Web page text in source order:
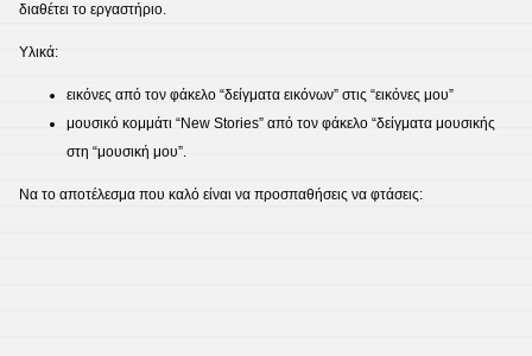
διαθέτει το εργαστήριο.
Υλικά:
εικόνες από τον φάκελο “δείγματα εικόνων” στις “εικόνες μου”
μουσικό κομμάτι “New Stories” από τον φάκελο “δείγματα μουσικής
στη “μουσική μου”.
Να το αποτέλεσμα που καλό είναι να προσπαθήσεις να φτάσεις: